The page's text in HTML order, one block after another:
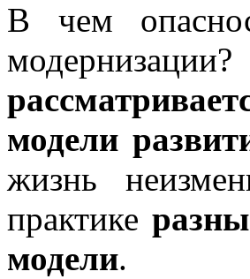
В чем
модели
жизнь
практике
модели.